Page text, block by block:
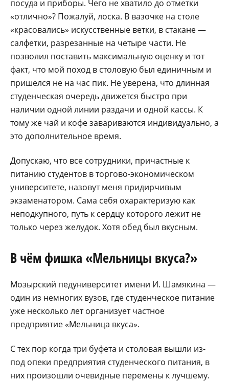
посуда и приборы. Чего не хватило до отметки
«отлично»? Пожалуй, лоска. В вазочке на столе
«красовались» искусственные ветки, в стакане —
салфетки, разрезанные на четыре части. Не
позволил поставить максимальную оценку и тот
факт, что мой поход в столовую был единичным и
пришелся не на час пик. Не уверена, что длинная
студенческая очередь движется быстро при
наличии одной линии раздачи и одной кассы. К
тому же чай и кофе завариваются индивидуально, а
это дополнительное время.
Допускаю, что все сотрудники, причастные к
питанию студентов в торгово-экономическом
университете, назовут меня придирчивым
экзаменатором. Сама себя охарактеризую как
неподкупного, путь к сердцу которого лежит не
только через желудок. Хотя обед был вкусным.
В чём фишка «Мельницы вкуса?»
Мозырский педуниверситет имени И. Шамякина —
один из немногих вузов, где студенческое питание
уже несколько лет организует частное
предприятие «Мельница вкуса».
С тех пор когда три буфета и столовая вышли из-
под опеки предприятия студенческого питания, в
них произошли очевидные перемены к лучшему.